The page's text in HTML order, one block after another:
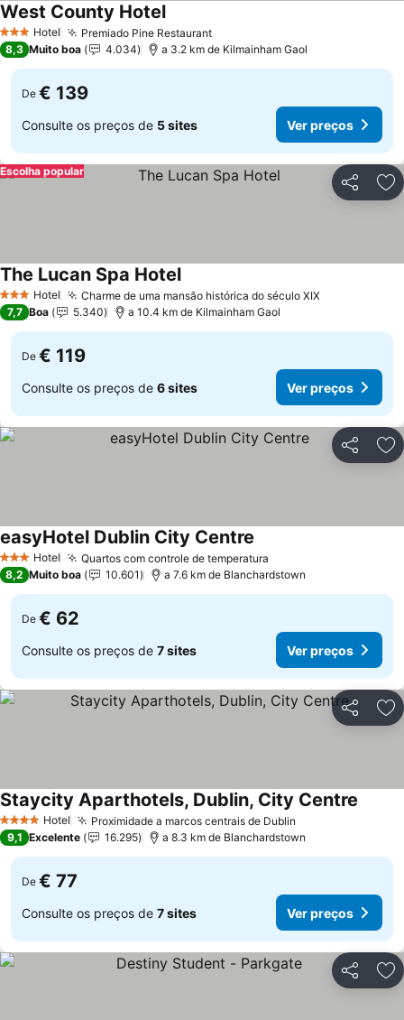
3 EstrelasHotel Premiado Pine RestaurantVer preços
West County HotelVer preços
8,3 Muito boa 4.034 a 3.2 km de Kilmainham Gaol
De € 139
Consulte os preços de 5 sites Ver preços
Partilhar
Escolha popular
3 EstrelasHotel Charme de uma mansão histórica do século XIXVer preços
The Lucan Spa HotelVer preços
7,7 Boa 5.340 a 10.4 km de Kilmainham Gaol
De € 119
Consulte os preços de 6 sites Ver preços
Partilhar
3 EstrelasHotel Quartos com controle de temperatura
easyHotel Dublin City Centre
8,2 Muito boa 10.601 a 7.6 km de Blanchardstown
De € 62
Consulte os preços de 7 sites Ver preços
Partilhar
4 EstrelasHotel Proximidade a marcos centrais de Dublin
Staycity Aparthotels, Dublin, City Centre
9,1 Excelente 16.295 a 8.3 km de Blanchardstown
De € 77
Consulte os preços de 7 sites Ver preços
Partilhar